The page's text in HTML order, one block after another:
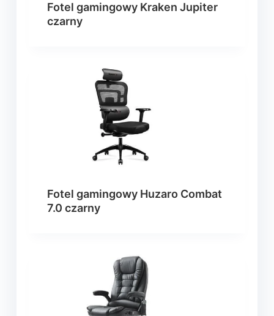
Fotel gamingowy Kraken Jupiter
czarny
Fotel gamingowy Huzaro Combat
7.0 czarny